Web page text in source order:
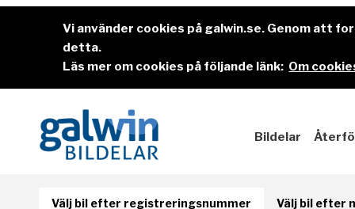
Vi använder cookies på galwin.se. Genom att
detta.
Läs mer om cookies på följande länk: Om
Bildelar
Välj bil efter registreringsnummer Välj bil efter